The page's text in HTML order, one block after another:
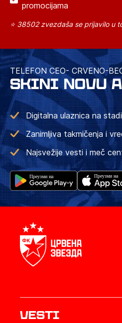
promocijama
⭐ 38502 zvezdaša se prijavilo u
TELEFON CEO- CRVENO-
SKINI NOVU
Digitalna ulaznica na
Zanimljiva takmičenja i
Najsvežije vesti i meč
Vesti